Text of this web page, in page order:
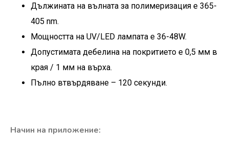
Дължината на вълната за полимеризация е 365-
405 nm.
Мощността на UV/LED лампата е 36-48W.
Допустимата дебелина на покритието е 0,5 мм в
края / 1 мм на върха.
Пълно втвърдяване – 120 секунди.
Начин на приложение: